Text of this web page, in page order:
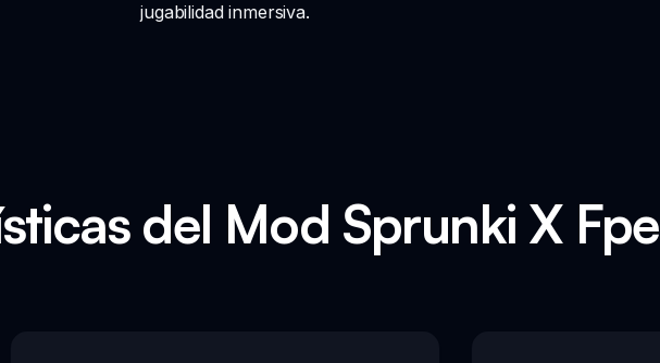
jugabilidad inmersiva.
del Mod Sprunki X Fpe